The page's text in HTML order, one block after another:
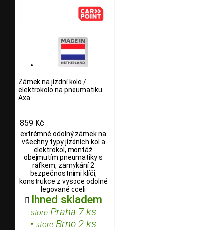
Zámek na jízdní kolo /
elektrokolo na pneumatiku
Axa
859 Kč
extrémně odolný zámek na
všechny typy jízdních kol a
elektrokol, montáž
obejmutím pneumatiky s
ráfkem, zamykání 2
bezpečnostními klíči,
konstrukce z vysoce odolné
legované oceli
 Ihned skladem
storePraha 7 ks
• store Brno 2 ks